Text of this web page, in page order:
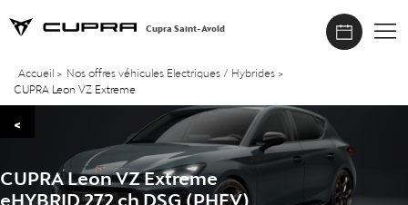
Cupra Saint-Avold
Accueil > Nos offres véhicules Electriques / Hybrides >
CUPRA Leon VZ Extreme
<
CUPRA Leon VZ Extreme
eHYBRID 272 ch DSG (PHEV)